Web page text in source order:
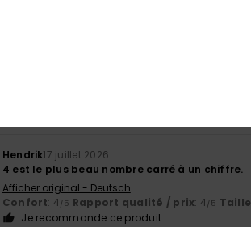
Hendrik17 juillet 2026
4 est le plus beau nombre carré à un chiffre.
Afficher original - Deutsch
Confort: 4/5 Rapport qualité / prix: 4/5 Taille
Je recommande ce produit